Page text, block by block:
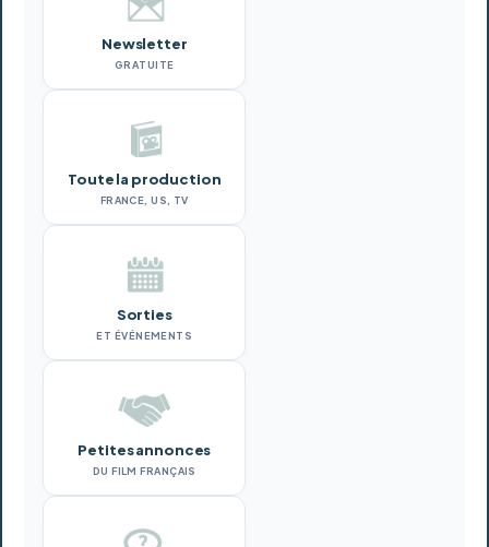
Newsletter
GRATUITE
Toute la production
FRANCE, US, TV
Sorties
ET ÉVÉNEMENTS
Petites annonces
DU FILM FRANÇAIS